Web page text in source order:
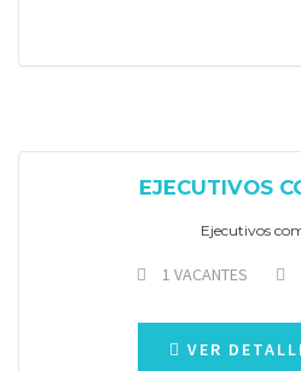
EJECUTIVOS
Ejecutivos
1 VACANTES
VER